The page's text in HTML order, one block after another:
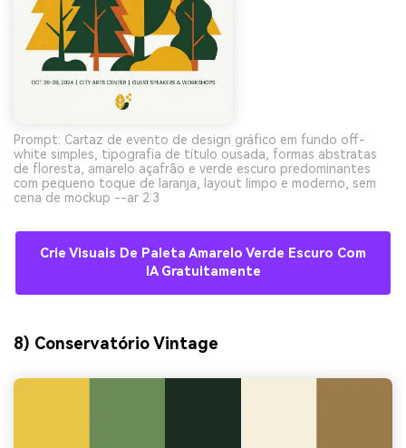
Prompt: Cartaz de evento de design gráfico em fundo off-
white simples, tipografia de título ousada, formas abstratas
de floresta, amarelo açafrão e verde escuro predominantes
com pequeno toque de laranja, layout limpo e moderno, sem
cena de mockup --ar 2:3
Crie Visuais De Paleta Amarelo Verde Escuro Com
IA Gratuitamente
8) Conservatório Vintage